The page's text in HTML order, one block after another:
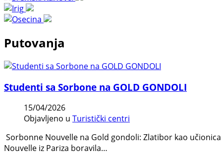
Putovanja
Studenti sa Sorbone na GOLD GONDOLI
15/04/2026
Objavljeno u Turistički centri
Sorbonne Nouvelle na Gold gondoli: Zlatibor kao
Nouvelle iz Pariza boravila…